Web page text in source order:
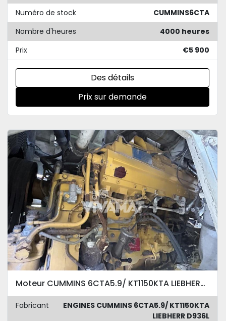
Numéro de stock
CUMMINS6CTA
Nombre d'heures
4000 heures
Prix
€5 900
Des détails
Prix sur demande
Moteur CUMMINS 6CTA5.9/ KT1150KTA LIEBHERR D936L CAT C9.3B / KOMATSU SA12V140
Fabricant
ENGINES CUMMINS 6CTA5.9/ KT1150KTA
LIEBHERR D936L